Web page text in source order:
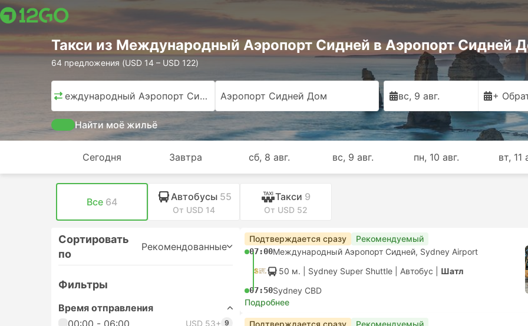
Такси из Международный Аэропорт Сидней в Аэропорт Сидней
64 предложения (USD 14 – USD 122)
Международный Аэропорт Сидней Аэропорт Сидней Дом вс, 9 авг. +
Найти моё жильё
Сегодня Завтра сб, 8 авг. вс, 9 авг. пн, 10 авг. вт, 11
Все 64 Автобусы 55
От USD 14
Такси 9
От USD 52
Сортировать
по
Рекомендованные
Фильтры
Время отправления
00:00 - 06:00
USD 53+ 9
Подтверждается сразу Рекомендуемый
07:00Международный Аэропорт Сидней, Sydney Airport
50 м. | Sydney Super Shuttle Автобус Шатл
07:50Sydney CBD
Подробнее
Подтверждается сразу Рекомендуемый